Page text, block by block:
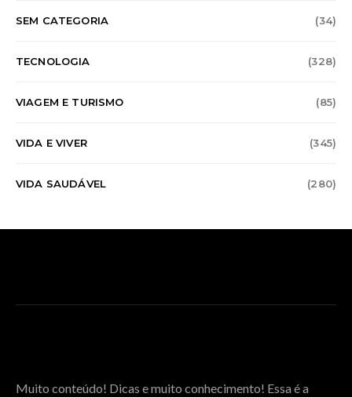
SEM CATEGORIA (34)
TECNOLOGIA (328)
VIAGEM E TURISMO (85)
VIDA E VIVER (345)
VIDA SAUDÁVEL (280)
Muito conteúdo! Dicas e muito conhecimento! Essa é a